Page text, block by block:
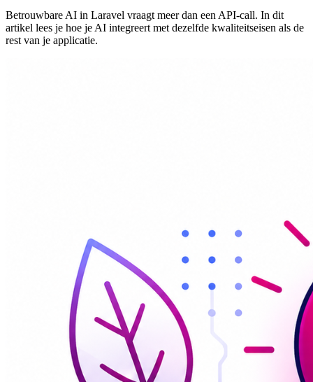
Betrouwbare AI in Laravel vraagt meer dan een API-call. In dit
artikel lees je hoe je AI integreert met dezelfde kwaliteitseisen als de
rest van je applicatie.